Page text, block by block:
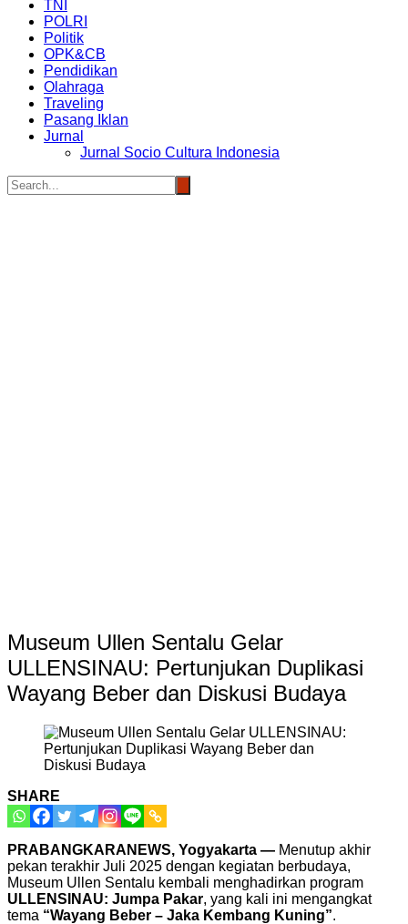
TNI
POLRI
Politik
OPK&CB
Pendidikan
Olahraga
Traveling
Pasang Iklan
Jurnal
Jurnal Socio Cultura Indonesia
Museum Ullen Sentalu Gelar
ULLENSINAU: Pertunjukan Duplikasi
Wayang Beber dan Diskusi Budaya
SHARE
PRABANGKARANEWS, Yogyakarta — Menutup akhir
pekan terakhir Juli 2025 dengan kegiatan berbudaya,
Museum Ullen Sentalu kembali menghadirkan program
ULLENSINAU: Jumpa Pakar, yang kali ini mengangkat
tema “Wayang Beber – Jaka Kembang Kuning”.